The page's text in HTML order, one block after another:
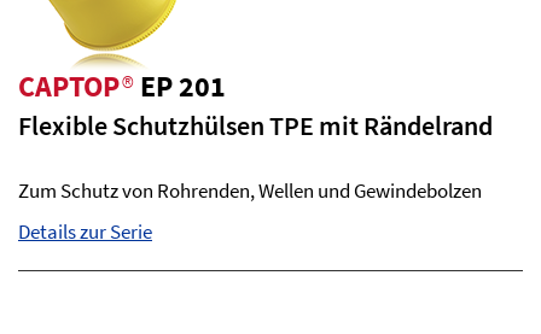
CAPTOP®EP 201
Flexible Schutzhülsen TPE mit Rändelrand
Zum Schutz von Rohrenden, Wellen und Gewindebolzen
Details zur Serie